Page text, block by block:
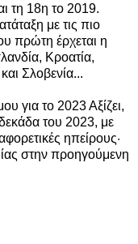
τη 18η το 2019.
με τις πιο
πρώτη έρχεται η
Κροατία,
Σλοβενία...
για το 2023 Αξίζει,
του 2023, με
ηπείρους·
στην προηγούμενη